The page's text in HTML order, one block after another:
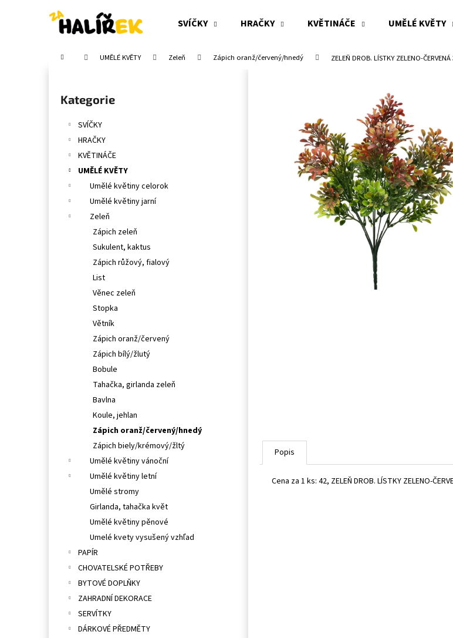
SVÍČKY HRAČKY KVĚTINÁČE UMĚLÉ KVĚTY
Domů UMĚLÉ KVĚTY Zeleň Zápich oranž/červený/hnedý ZELEŇ DROB. LÍSTKY ZELENO-ČERVENÁ
Přeskočit
kategorie
Kategorie
SVÍČKY
HRAČKY
KVĚTINÁČE
UMĚLÉ KVĚTY
Umělé květiny celorok
Umělé květiny jarní
Zeleň
Zápich zeleň
Sukulent, kaktus
Zápich růžový, fialový
List
Věnec zeleň
Stopka
Větník
Zápich oranž/červený
Zápich bílý/žlutý
Bobule
Tahačka, girlanda zeleň
Bavlna
Koule, jehlan
Zápich oranž/červený/hnedý
Zápich biely/krémový/žltý
Umělé květiny vánoční
Umělé květiny letní
Umělé stromy
Girlanda, tahačka květ
Umělé květiny pěnové
Umelé kvety vysušený vzhľad
PAPÍR
CHOVATELSKÉ POTŘEBY
BYTOVÉ DOPLŇKY
ZAHRADNÍ DEKORACE
SERVÍTKY
DÁRKOVÉ PŘEDMĚTY
Popis
Cena za 1 ks: 42, ZELEŇ DROB. LÍSTKY ZELENO-
Zpět
Zpět
Co potřebujete najít?
Doporučujeme